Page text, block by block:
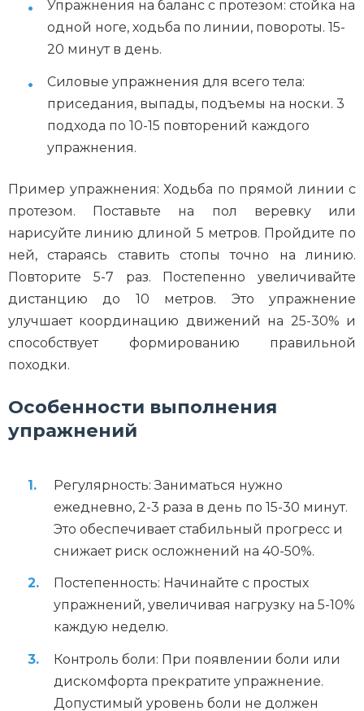
Упражнения на баланс с протезом: стойка на
одной ноге, ходьба по линии, повороты. 15-
20 минут в день.
Силовые упражнения для всего тела:
приседания, выпады, подъемы на носки. 3
подхода по 10-15 повторений каждого
упражнения.
Пример упражнения: Ходьба по прямой линии с
протезом. Поставьте на пол веревку или
нарисуйте линию длиной 5 метров. Пройдите по
ней, стараясь ставить стопы точно на линию.
Повторите 5-7 раз. Постепенно увеличивайте
дистанцию до 10 метров. Это упражнение
улучшает координацию движений на 25-30% и
способствует формированию правильной
походки.
Особенности выполнения
упражнений
Регулярность: Заниматься нужно
ежедневно, 2-3 раза в день по 15-30 минут.
Это обеспечивает стабильный прогресс и
снижает риск осложнений на 40-50%.
Постепенность: Начинайте с простых
упражнений, увеличивая нагрузку на 5-10%
каждую неделю.
Контроль боли: При появлении боли или
дискомфорта прекратите упражнение.
Допустимый уровень боли не должен